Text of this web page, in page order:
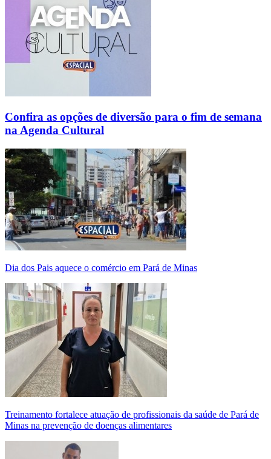
Confira as opções de diversão para o fim de semana
na Agenda Cultural
Dia dos Pais aquece o comércio em Pará de Minas
Treinamento fortalece atuação de profissionais da saúde de Pará de
Minas na prevenção de doenças alimentares